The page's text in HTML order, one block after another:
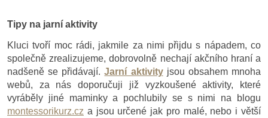
Tipy na jarní aktivity
Kluci tvoří moc rádi, jakmile za nimi přijdu s nápadem, co
společně zrealizujeme, dobrovolně nechají akčního hraní a
nadšeně se přidávají.Jarní aktivityjsou obsahem mnoha
webů, za nás doporučuji již vyzkoušené aktivity, které
vyráběly jiné maminky a pochlubily se s nimi na blogu
montessorikurz.cz a jsou určené jak pro malé, nebo i větší